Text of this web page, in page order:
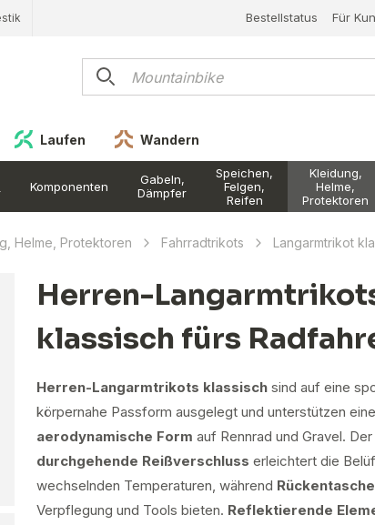
Bestellstatus Für
Laufen Wandern
Komponenten
Gabeln,
Dämpfer
Speichen,
Felgen,
Reifen
Kleidung,
Helme,
Protektoren
Helme, Protektoren Fahrradtrikots Langarmtrikot
Herren-
klassisch fürs
Herren-Langarmtrikots klassisch sind auf eine
körpernahe Passform ausgelegt und unterstützen eine
aerodynamische Form auf Rennrad und Gravel. Der
durchgehende Reißverschluss erleichtert die
wechselnden Temperaturen, während
Verpflegung und Tools bieten. Reflektierende